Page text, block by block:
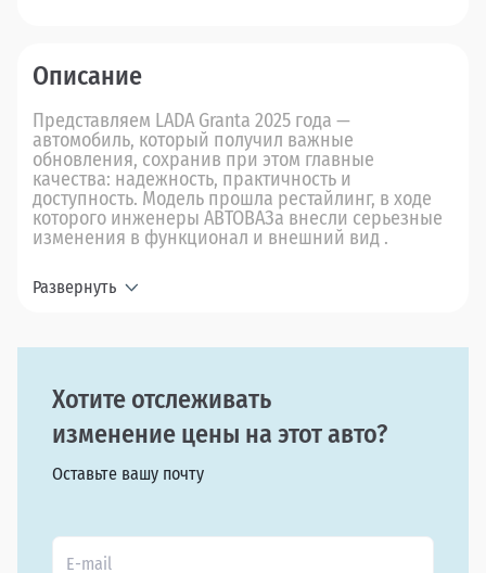
Описание
Представляем LADA Granta 2025 года —
автомобиль, который получил важные
обновления, сохранив при этом главные
качества: надежность, практичность и
доступность. Модель прошла рестайлинг, в ходе
которого инженеры АВТОВАЗа внесли серьезные
изменения в функционал и внешний вид .
Развернуть
Хотите отслеживать
изменение цены на этот авто?
Оставьте вашу почту